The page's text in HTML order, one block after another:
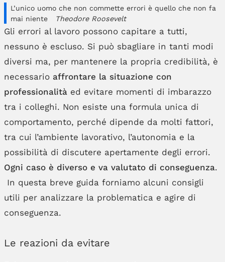
L’unico uomo che non commette errori è quello che non fa
mai niente
Theodore Roosevelt
Gli errori al lavoro possono capitare a tutti,
nessuno è escluso. Si può sbagliare in tanti modi
diversi ma, per mantenere la propria credibilità, è
necessario affrontare la situazione con
professionalitàed evitare momenti di imbarazzo
tra i colleghi. Non esiste una formula unica di
comportamento, perché dipende da molti fattori,
tra cui l’ambiente lavorativo, l’autonomia e la
possibilità di discutere apertamente degli errori.
Ogni caso è diverso e va valutato di conseguenza.
In questa breve guida forniamo alcuni consigli
utili per analizzare la problematica e agire di
conseguenza.
Le reazioni da evitare